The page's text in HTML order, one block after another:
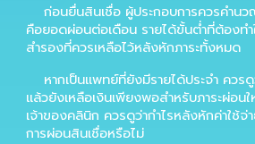
ก่อนยื่นสินเชื่อ ผู้ประกอบการควรคำน
คือยอดผ่อนต่อเดือน รายได้ขั้นต่ำที่ต้องทำ
สำรองที่ควรเหลือไว้หลังหักภาระทั้งหมด
หากเป็นแพทย์ที่ยังมีรายได้ประจำ ควร
แล้วยังเหลือเงินเพียงพอสำหรับภาระผ่อน
เจ้าของคลินิก ควรดูว่ากำไรหลังหักค่าใช้
การผ่อนสินเชื่อหรือไม่